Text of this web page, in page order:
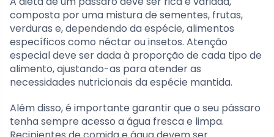
composta por uma mistura de sementes, frutas,
verduras e, dependendo da espécie, alimentos
específicos como néctar ou insetos. Atenção
especial deve ser dada à proporção de cada tipo de
alimento, ajustando-as para atender as
necessidades nutricionais da espécie mantida.
Além disso, é importante garantir que o seu pássaro
tenha sempre acesso a água fresca e limpa.